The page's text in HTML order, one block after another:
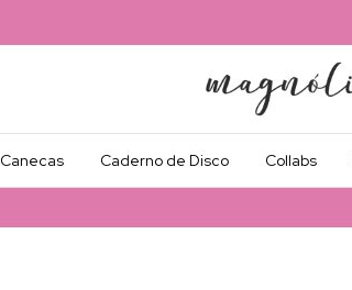
Canecas Caderno de Disco Collabs